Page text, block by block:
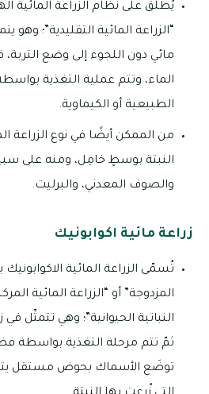
يُطلَق على نظام الزراعة المائية
“الزراعة المائية التقليدية”؛ وهو
مائي دون اللجوء إلى وضع
الماء، وتتم عملية التغذية
الطبيعية أو الكيماوية.
من الممكن أيضًا في نوع الزراعة
النبتة بوسطٍ خامِل، ومنه على
والصوف المعدني، والبرليت.
زراعة مائية اكوابونيك
تُسمّى الزراعة المائية الاكوابونيك
المزدوجة” أو “الزراعة المائية
النباتية الحيوانية”؛ وهي تتمثّل
ثمّ تتم مرحلة التغذية بواسطة
توضَع الأسماك بحوض مستقل يتم